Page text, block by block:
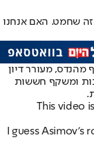
זה שחמט. האם אנחנו
מהנדס, מעורר דיון
ומשקף חששות
This video
I guess